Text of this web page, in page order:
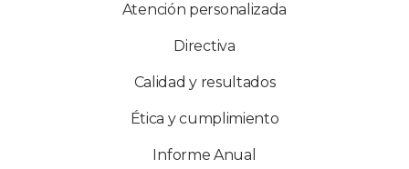
Atención personalizada
Directiva
Calidad y resultados
Ética y cumplimiento
Informe Anual